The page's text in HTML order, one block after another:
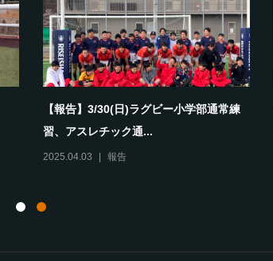
【報告】3/30(日)ラグビー小学部通常練
習、アスレチック通...
2025.04.03 報告